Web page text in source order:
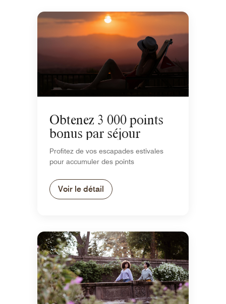
Obtenez 3 000 points
bonus par séjour
Profitez de vos escapades estivales
pour accumuler des points
Voir le détail